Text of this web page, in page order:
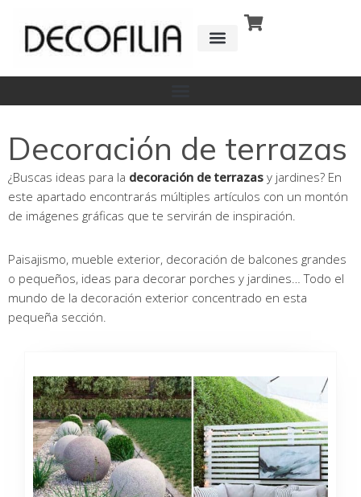
contenido
Decoración de terrazas
¿Buscas ideas para la decoración de terrazas y jardines? En
este apartado encontrarás múltiples artículos con un montón
de imágenes gráficas que te servirán de inspiración.
Paisajismo, mueble exterior, decoración de balcones grandes
o pequeños, ideas para decorar porches y jardines… Todo el
mundo de la decoración exterior concentrado en esta
pequeña sección.